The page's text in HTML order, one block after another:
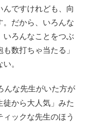
んですけれども、向
。だから、いろんな
いろんなことをつぶ
数打ちゃ当たる」
。
んな先生がいた方が
徒から大人気」みた
ックな先生のほう